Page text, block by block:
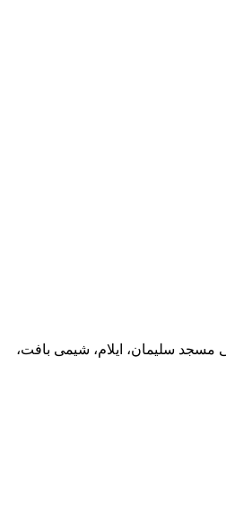
سلیمان، ایلام، شیمی بافت،